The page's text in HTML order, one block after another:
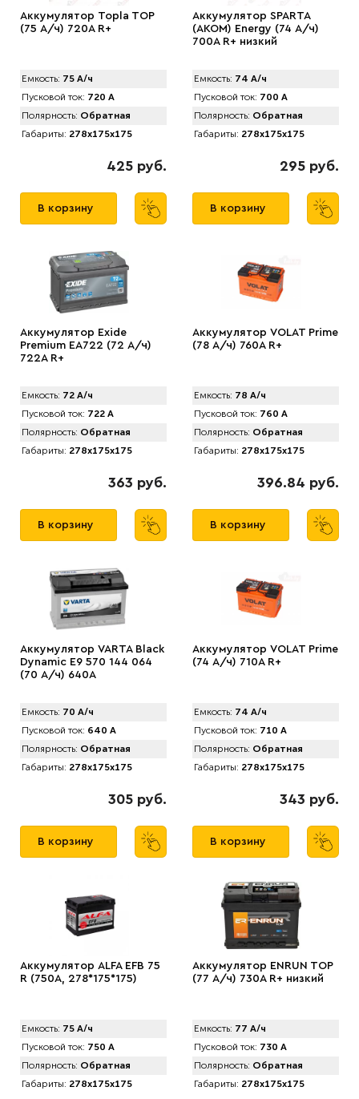
Аккумулятор Topla TOP
(75 А/ч) 720А R+
Емкость: 75 А/ч
Пусковой ток: 720 А
Полярность: Обратная
Габариты: 278x175x175
425 руб.
В корзину
Аккумулятор SPARTA
(АKOM) Energy (74 А/ч)
700A R+ низкий
Емкость: 74 А/ч
Пусковой ток: 700 А
Полярность: Обратная
Габариты: 278x175x175
295 руб.
В корзину
Аккумулятор Exide
Premium EA722 (72 А/ч)
722A R+
Емкость: 72 А/ч
Пусковой ток: 722 А
Полярность: Обратная
Габариты: 278x175x175
363 руб.
В корзину
Аккумулятор VOLAT Prime
(78 А/ч) 760A R+
Емкость: 78 А/ч
Пусковой ток: 760 А
Полярность: Обратная
Габариты: 278x175x175
396.84 руб.
В корзину
Аккумулятор VARTA Black
Dynamic E9 570 144 064
(70 А/ч) 640А
Емкость: 70 А/ч
Пусковой ток: 640 А
Полярность: Обратная
Габариты: 278x175x175
305 руб.
В корзину
Аккумулятор VOLAT Prime
(74 А/ч) 710A R+
Емкость: 74 А/ч
Пусковой ток: 710 А
Полярность: Обратная
Габариты: 278x175x175
343 руб.
В корзину
Аккумулятор АLFA EFB 75
R (750A, 278*175*175)
Емкость: 75 А/ч
Пусковой ток: 750 А
Полярность: Обратная
Габариты: 278x175x175
Аккумулятор ENRUN TOP
(77 А/ч) 730A R+ низкий
Емкость: 77 А/ч
Пусковой ток: 730 А
Полярность: Обратная
Габариты: 278x175x175